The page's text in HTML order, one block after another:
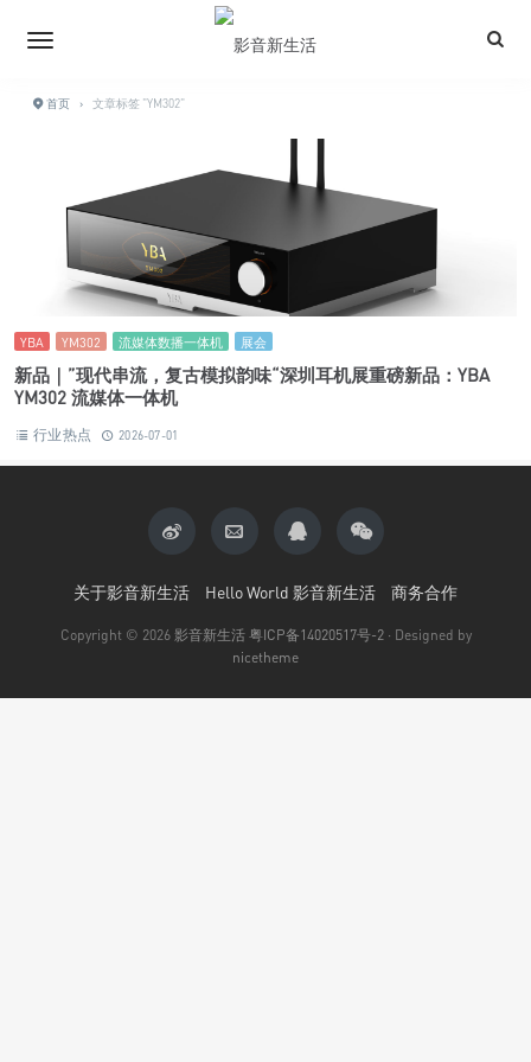
首页 › 文章标签 "YM302"
YBA YM302 流媒体数播一体机 展会
新品｜”现代串流，复古模拟韵味“深圳耳机展重磅新品：YBA
YM302 流媒体一体机
行业热点 2026-07-01
关于影音新生活 Hello World 影音新生活 商务合作
Copyright © 2026 影音新生活 粤ICP备14020517号-2 · Designed by
nicetheme